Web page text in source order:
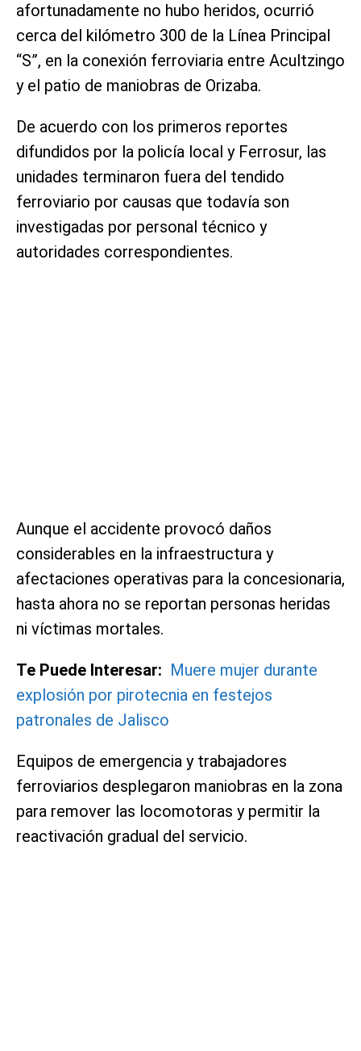
afortunadamente no hubo heridos, ocurrió
cerca del kilómetro 300 de la Línea Principal
“S”, en la conexión ferroviaria entre Acultzingo
y el patio de maniobras de Orizaba.
De acuerdo con los primeros reportes
difundidos por la policía local y Ferrosur, las
unidades terminaron fuera del tendido
ferroviario por causas que todavía son
investigadas por personal técnico y
autoridades correspondientes.
Aunque el accidente provocó daños
considerables en la infraestructura y
afectaciones operativas para la concesionaria,
hasta ahora no se reportan personas heridas
ni víctimas mortales.
Te Puede Interesar: Muere mujer durante
explosión por pirotecnia en festejos
patronales de Jalisco
Equipos de emergencia y trabajadores
ferroviarios desplegaron maniobras en la zona
para remover las locomotoras y permitir la
reactivación gradual del servicio.